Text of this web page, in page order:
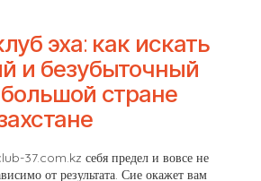
эха: как искать
и безубыточный
стране
37.com.kz себя предел и вовсе не
от результата. Сие окажет вам